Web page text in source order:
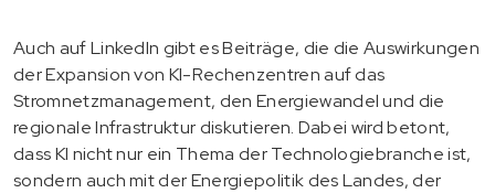
Auch auf LinkedIn gibt es Beiträge, die die Auswirkungen
der Expansion von KI-Rechenzentren auf das
Stromnetzmanagement, den Energiewandel und die
regionale Infrastruktur diskutieren. Dabei wird betont,
dass KI nicht nur ein Thema der Technologiebranche ist,
sondern auch mit der Energiepolitik des Landes, der